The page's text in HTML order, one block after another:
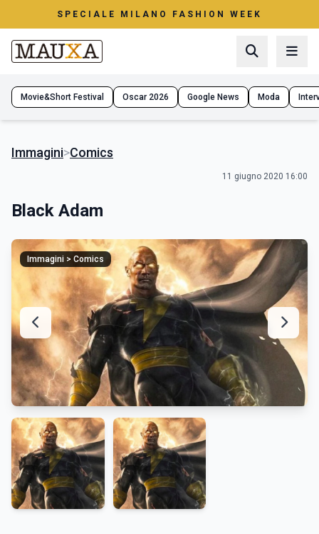
SPECIALE MILANO FASHION WEEK
Movie&Short Festival Oscar 2026 Google News Moda
Immagini>Comics
11 giugno 2020 16:00
Black Adam
Immagini > Comics